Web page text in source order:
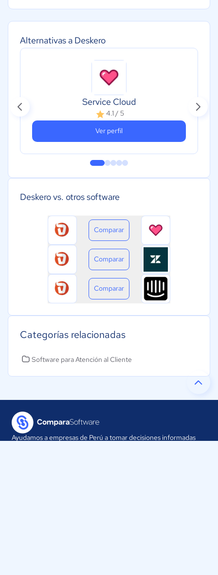
Alternativas a Deskero
Service Cloud
4.1 / 5
Ver perfil
Deskero vs. otros software
Comparar
Comparar
Comparar
Categorías relacionadas
Software para Atención al Cliente
Ayudamos a empresas de Perú a tomar decisiones informadas